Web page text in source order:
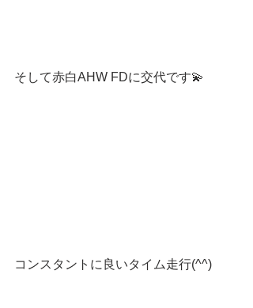
そして赤白AHW FDに交代です💫
コンスタントに良いタイム走行(^^)